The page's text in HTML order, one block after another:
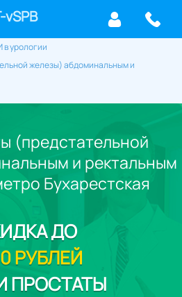
vSPB
в урологии
железы) абдоминальным и
(предстательной
и ректальным
Бухарестская
ДО
РУБЛЕЙ
ПРОСТАТЫ